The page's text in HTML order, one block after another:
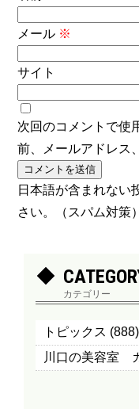
メール ※
サイト
次回のコメントで使
前、メールアドレス
日本語が含まれない
さい。（スパム対策）
カテゴリー
トピックス (888)
川口の美容室